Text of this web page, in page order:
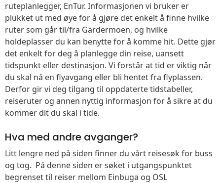
ruteplanlegger, EnTur. Informasjonen vi bruker er
plukket ut med øye for å gjøre det enkelt å finne hvilke
ruter som går til/fra Gardermoen, og hvilke
holdeplasser du kan benytte for å komme hit. Dette gjør
det enkelt for deg å planlegge din reise, uansett
tidspunkt eller destinasjon. Vi forstår at tid er viktig når
du skal nå en flyavgang eller bli hentet fra flyplassen.
Derfor gir vi deg tilgang til oppdaterte tidstabeller,
reiseruter og annen nyttig informasjon for å sikre at du
kommer dit du skal i tide.
Hva med andre avganger?
Litt lengre ned på siden finner du vårt reisesøk for buss
og tog. På denne siden er søket i utgangspunktet
begrenset til reiser mellom Einbuga og OSL